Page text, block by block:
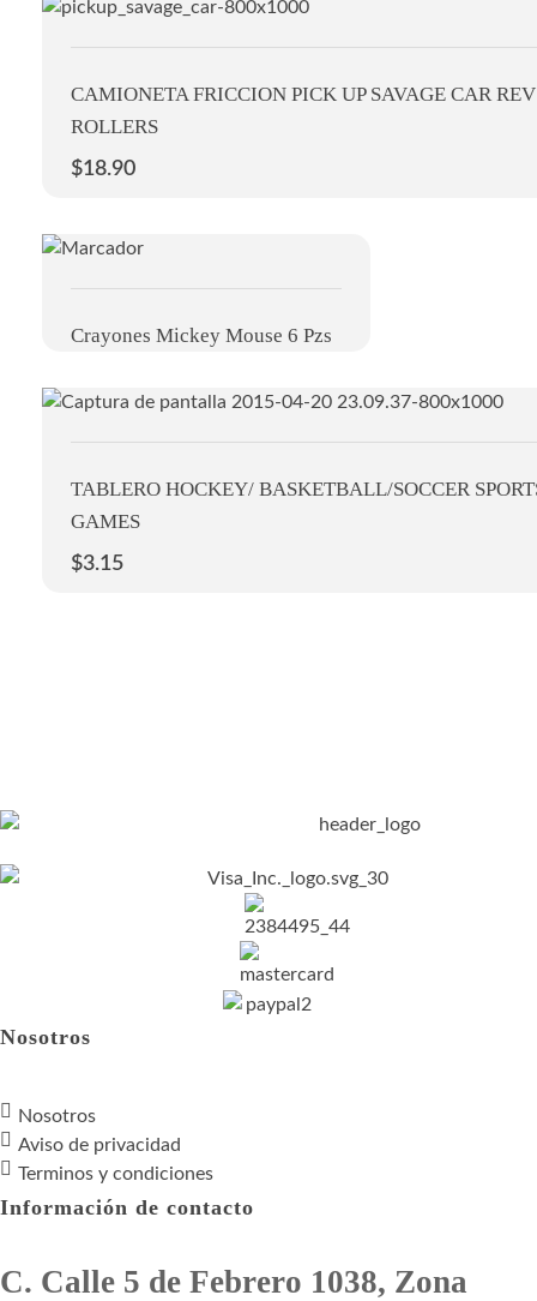
CAMIONETA FRICCION PICK UP SAVAGE CAR REV
ROLLERS
$18.90
Crayones Mickey Mouse 6 Pzs
TABLERO HOCKEY/ BASKETBALL/SOCCER
GAMES
$3.15
Nosotros
Nosotros
Aviso de privacidad
Terminos y condiciones
Información de contacto
C. Calle 5 de Febrero 1038, Zona